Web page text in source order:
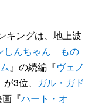
キングは、地上波
しんちゃん もの
』の続編『ヴェノ
が3位、 ガル・ガド
『ハート・オ